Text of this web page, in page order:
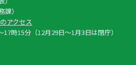
）
アクセス
時15分（12月29日〜1月3日は閉庁）